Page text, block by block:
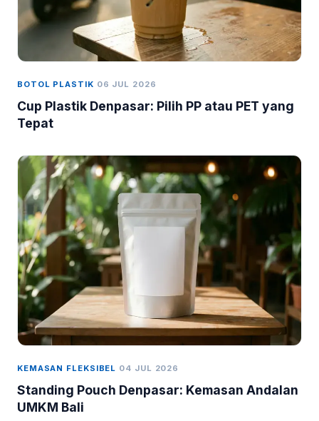
BOTOL PLASTIK 06 JUL 2026
Cup Plastik Denpasar: Pilih PP atau PET yang
Tepat
KEMASAN FLEKSIBEL 04 JUL 2026
Standing Pouch Denpasar: Kemasan Andalan
UMKM Bali